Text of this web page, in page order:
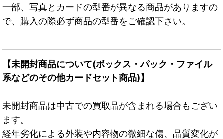
一部、写真とカードの型番が異なる商品がありますの
で、購入の際必ず商品の型番をご確認下さい。
【未開封商品について(ボックス・パック・ファイル
系などのその他カードセット商品)】
未開封商品は中古での買取品が含まれる場合もござい
ます。
経年劣化による外装や内容物の微細な傷、品質変化が